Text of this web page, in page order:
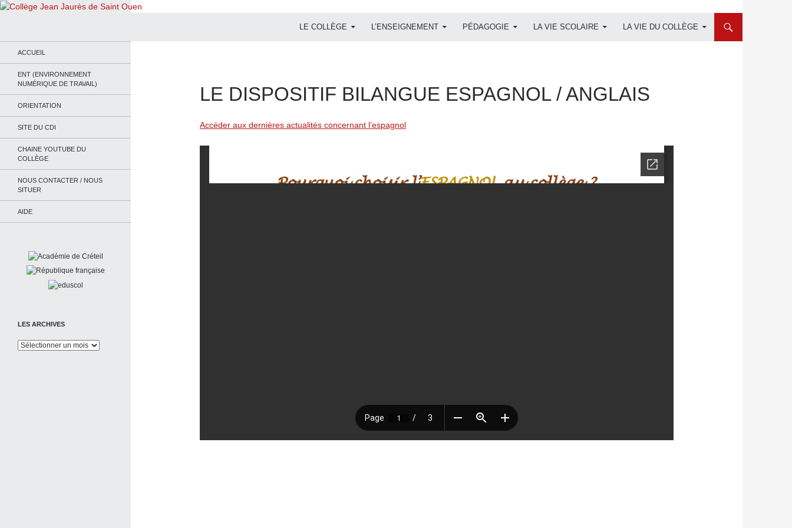
LE COLLÈGE L’ENSEIGNEMENT PÉDAGOGIE LA VIE SCOLAIRE LA VIE DU COLLÈGE
LE DISPOSITIF BILANGUE ESPAGNOL / ANGLAIS
Accéder aux dernières actualités concernant l’espagnol
ACCUEIL
ENT (ENVIRONNEMENT
NUMÉRIQUE DE TRAVAIL)
ORIENTATION
SITE DU CDI
CHAINE YOUTUBE DU
COLLÈGE
NOUS CONTACTER / NOUS
SITUER
AIDE
LES ARCHIVES
Les